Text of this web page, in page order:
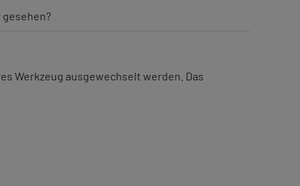
Werkzeug ausgewechselt werden. Das